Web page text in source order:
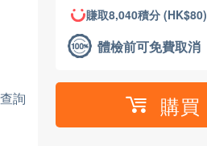
詢
賺取8,040積分 (HK$80)
體檢前可免費取消
購買